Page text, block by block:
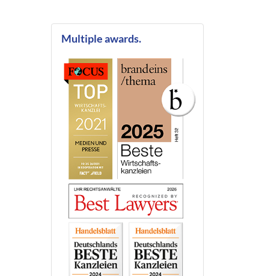
Multiple awards.